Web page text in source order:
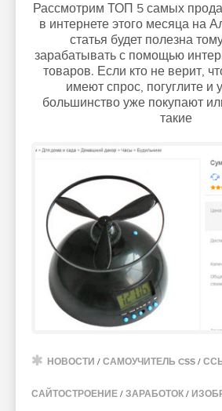
Рассмотрим ТОП 5 самых
в интернете этого месяца на
статья будет полезна
зарабатывать с помощью
товаров. Если кто не верит,
имеют спрос, погуглите и
большинство уже покупают
такие
НОВОСТИ / САМОУЧИТЕЛЬ CSS /
САЙТОСТРОЕНИЕ / ЗАРАБОТОК /